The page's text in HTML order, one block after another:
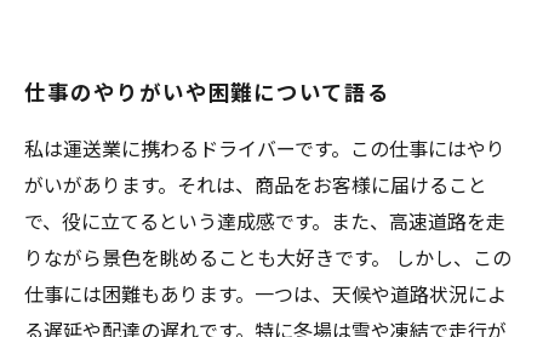
仕事のやりがいや困難について語る
私は運送業に携わるドライバーです。この仕事にはやり
がいがあります。それは、商品をお客様に届けること
で、役に立てるという達成感です。また、高速道路を走
りながら景色を眺めることも大好きです。 しかし、この
仕事には困難もあります。一つは、天候や道路状況によ
る遅延や配達の遅れです。特に冬場は雪や凍結で走行が